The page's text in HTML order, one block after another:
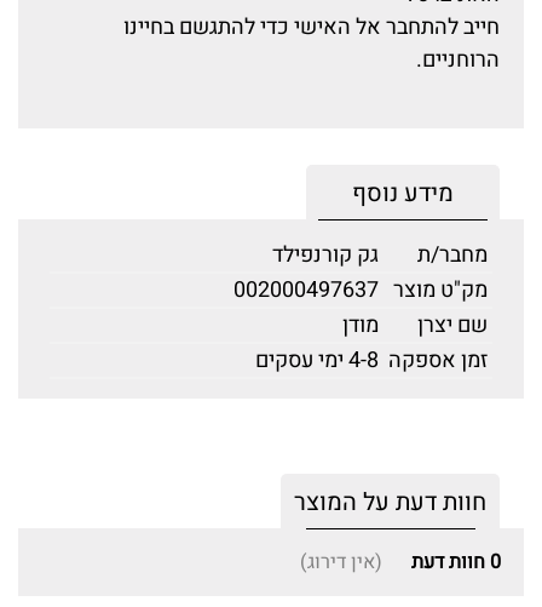
חייב להתחבר אל האישי כדי להתגשם בחיינו
הרוחניים.
מידע נוסף
מחבר/ת
גק קורנפילד
מק"ט מוצר 002000497637
שם יצרן
מודן
זמן אספקה 4-8 ימי עסקים
חוות דעת על המוצר
0 חוות דעת (אין דירוג)